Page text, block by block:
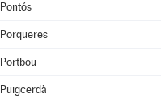
Pontós
Porqueres
Portbou
Puigcerdà